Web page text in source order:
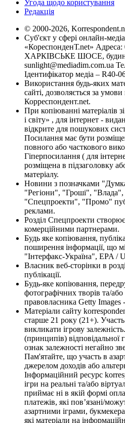
Угода щодо користування
Редакція
© 2000-2026,
Суб'єкт у сфері онлайн-
«КореспонденТ.net» Адреса:
ХАРКІВСЬКЕ ШОСЕ,
sunlight@mediadim.com.ua
Ідентифікатор медіа – R40-
Використання будь-яких
сайті, дозволяється за
Корреспондент.net.
При копіюванні матеріалів
і світу» , для інтернет -
відкрите для пошукових
Посилання має бути
повного або часткового
Гіперпосилання ( для
розміщена в підзаголовку
матеріалу.
Новини з позначками
"Регіони", "Гроші",
"Спецпроекти", "Промо"
реклами.
Розділ Спецпроекти
комерційними партнерами.
Будь яке копіювання,
поширення інформації, що
"Інтерфакс-Україна", EPA /
Власник веб-сторінки в
публікації.
Будь-яке копіювання,
фотографічних творів та/або
правовласника Getty Images
Матеріали сайту
старше 21 року (21+).
викликати ігрову
(принципів)
ознак залежності негайно
Пам'ятайте, що участь в
джерелом доходів або
Інформаційний ресурс
ігри на реальні та/або
приймає ні в якій формі
платежів, які пов’язані/
азартними іграми,
які матеріали на